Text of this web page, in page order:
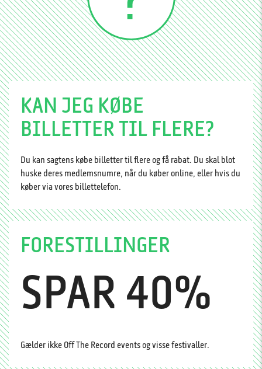
KAN JEG KØBE
BILLETTER TIL FLERE?
Du kan sagtens købe billetter til flere og få rabat. Du skal blot
huske deres medlemsnumre, når du køber online, eller hvis du
køber via vores billettelefon.
FORESTILLINGER
SPAR 40%
Gælder ikke Off The Record events og visse festivaller.